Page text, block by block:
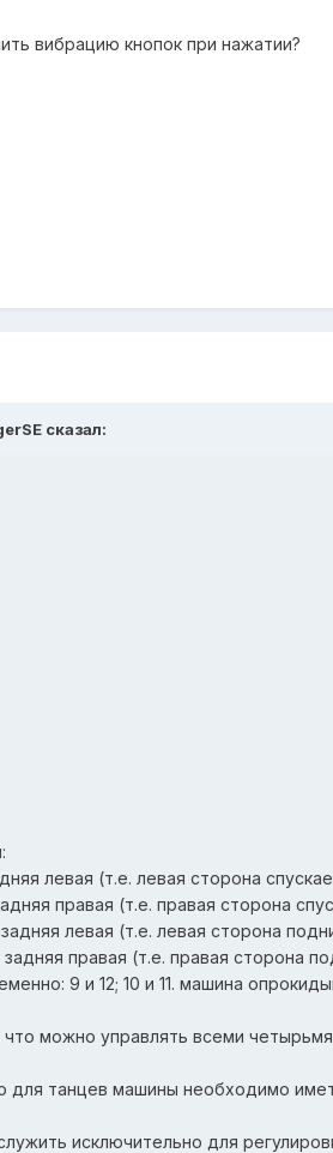
вибрацию кнопок при нажатии?
сказал:
левая (т.е. левая сторона
правая (т.е. правая сторона
левая (т.е. левая сторона
правая (т.е. правая сторона
9 и 12; 10 и 11. машина
можно управлять всеми
для танцев машины необходимо
исключительно для